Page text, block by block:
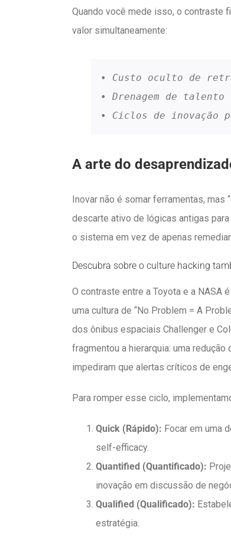
Quando você mede isso, o contraste
valor simultaneamente:
• Custo oculto de
• Drenagem de
• Ciclos de inovação
A arte do
Inovar não é somar ferramentas, mas
descarte ativo de lógicas antigas
o sistema em vez de apenas
Descubra sobre o culture hacking
O contraste entre a Toyota e a NASA
uma cultura de “No Problem = A
dos ônibus espaciais Challenger e
fragmentou a hierarquia: uma
impediram que alertas críticos de
Para romper esse ciclo,
Quick (Rápido): Focar em uma
self-efficacy.
Quantified (Quantificado):
inovação em discussão de
Qualified (Qualificado):
estratégia.